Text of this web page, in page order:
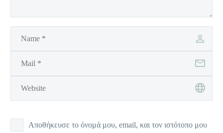
Αποθήκευσε το όνομά μου, email, και τον ιστότοπο μου